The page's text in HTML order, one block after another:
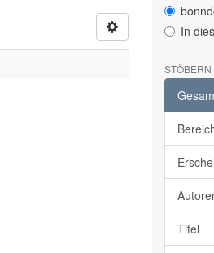
In
STÖBERN
Titel